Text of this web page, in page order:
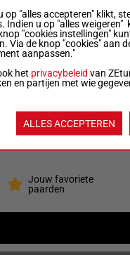
2p 1p (24) 1p 2p 4p 8p 6p
Jouw favoriete
paarden
op "alles accepteren" klikt,
Indien u op "alles
"cookies instellingen"
Via de knop "cookies" aan
aanpassen."
het privacybeleid van
en partijen met wie
ALLES ACCEPTEREN